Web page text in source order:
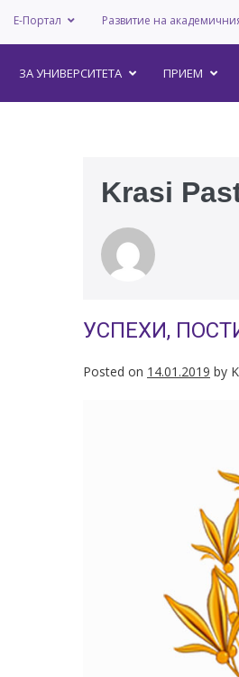
Е-Портал Развитие на
ЗА УНИВEРСИТЕТА
Филиал
Враца
ПРИЕМ
Krasi
УСПЕХИ,
Posted on 14.01.2019 by